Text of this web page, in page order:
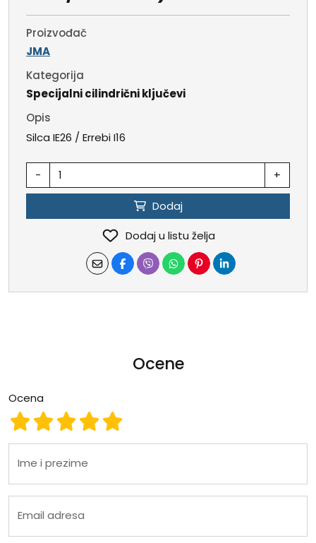
Proizvođač
JMA
Kategorija
Specijalni cilindrični ključevi
Opis
Silca IE26 / Errebi I16
- +
Dodaj
Dodaj u listu želja
Ocene
Ocena
Ocena 5
Ocena 4
Ocena 3
Ocena 2
Ocena 1
Ime i prezime
Email adresa